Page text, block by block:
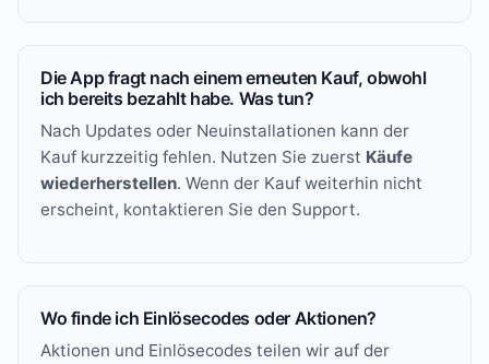
Die App fragt nach einem erneuten Kauf, obwohl
ich bereits bezahlt habe. Was tun?
Nach Updates oder Neuinstallationen kann der
Kauf kurzzeitig fehlen. Nutzen Sie zuerst Käufe
wiederherstellen. Wenn der Kauf weiterhin nicht
erscheint, kontaktieren Sie den Support.
Wo finde ich Einlösecodes oder Aktionen?
Aktionen und Einlösecodes teilen wir auf der